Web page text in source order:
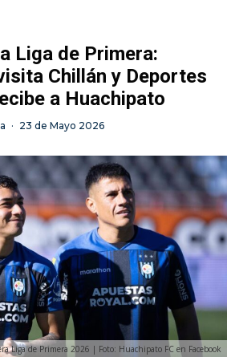
Liga de Primera:
Chillán y Deportes
a Huachipato
· 23 de Mayo 2026
Liga de Primera 2026 | Foto: Huachipato FC en Facebook